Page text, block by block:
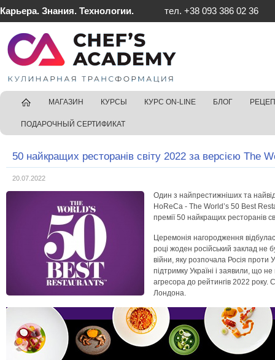
Карьера. Знания. Технологии. тел. +38 093 386 02 36
ГЛАВНАЯ
МАГАЗИН КУРСЫ КУРС ON-LINE БЛОГ
ПОДАРОЧНЫЙ СЕРТИФИКАТ
50 найкращих ресторанів світу 2022 за версією The
20.07.2022
Один з найпрестижніших та
HoReCa - The World’s 50 Best
премії 50 найкращих ресторанів
Церемонія нагородження
році жоден російський заклад не
війни, яку розпочала Росія проти
підтримку Україні і заявили, що
агресора до рейтингів 2022
Лондона.